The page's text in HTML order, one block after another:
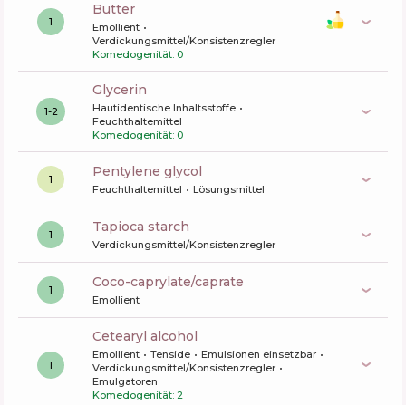
1
Butter
Emollient
Verdickungsmittel/Konsistenzregler
Komedogenität: 0
1-2
glycerin
Hautidentische Inhaltsstoffe
Feuchthaltemittel
Komedogenität: 0
1 pentylene glycol
Feuchthaltemittel Lösungsmittel
1 tapioca starch
Verdickungsmittel/Konsistenzregler
1 coco-caprylate/caprate
Emollient
1
cetearyl alcohol
Emollient Tenside
Emulsionen einsetzbar
Verdickungsmittel/Konsistenzregler
Emulgatoren
Komedogenität: 2